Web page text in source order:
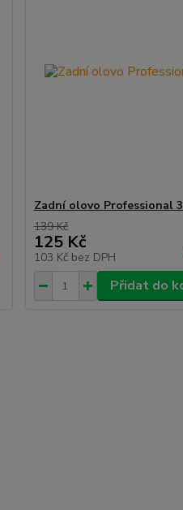
Zadní olovo Professional
139 Kč
125 Kč
103 Kč bez DPH
Přidat do